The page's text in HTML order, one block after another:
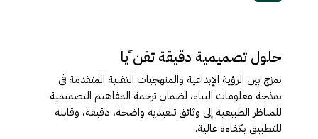
حلول تصمیمیة دقیقة تقن ًیا
نمزج بین الرؤیة الإبداعیة والمنھجیات التقنیة المتقدمة في
نمذجة معلومات البناء، لضمان ترجمة المفاھیم التصمیمیة
للمناظر الطبیعیة إلى وثائق تنفیذیة واضحة، دقیقة، وقابلة
للتطبیق بكفاءة عالیة.